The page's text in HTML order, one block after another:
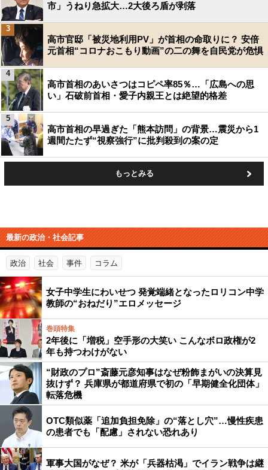
市」うねり急拡大…2大後ろ盾が剥落
高市官邸「被災地利用PV」が首相の命取りに？ 安倍
元首相“コロナおこもり動画”の二の舞を自民党が危惧
3
高市首相のあいさつはコピペ率85％…「広島への思
い」石破前首相・愛子内親王とは絶望的格差
4
高市首相の早過ぎた「熊本訪問」の背景…震災から1
週間たたず“視察強行”に批判殺到の案の定
5
もっとみる
最新の政治・社会記事
政治 社会 事件 コラム
女子中学生にわいせつ 発覚端緒となったロリコン中学
教師の“おねだり”エロメッセージ
巻頭特集
2年後に「増税」空手形の大笑い こんなボロ政権が2
年も持つわけがない
“財政のプロ”斎藤元彦知事はなぜ粉飾まがいの決算見
抜けず？ 兵庫県が都道府県で初の「早期健全化団体」
転落危機
OTC類似薬「追加負担免除」の“落とし穴”…慢性疾患
の患者でも「配慮」されない恐れあり
軍事大国がなぜ？ 米が「兵器枯渇」でイラン戦争は継